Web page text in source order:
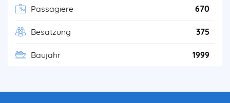
Passagiere 670
Besatzung 375
Baujahr 1999